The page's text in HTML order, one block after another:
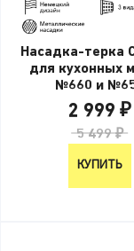
Насадка-терка
для кухонных
№660 и
2 999 ₽
5 499 ₽
КУПИТЬ